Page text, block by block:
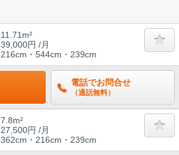
11.71m²
39,000円 /月
216cm・544cm・239cm
電話でお問合せ
（通話無料）
7.8m²
27,500円 /月
362cm・216cm・239cm